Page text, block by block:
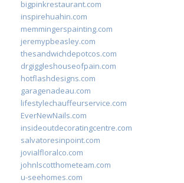
bigpinkrestaurant.com
inspirehuahin.com
memmingerspainting.com
jeremypbeasley.com
thesandwichdepotcos.com
drgiggleshouseofpain.com
hotflashdesigns.com
garagenadeau.com
lifestylechauffeurservice.com
EverNewNails.com
insideoutdecoratingcentre.com
salvatoresinpoint.com
jovialfloralco.com
johnlscotthometeam.com
u-seehomes.com